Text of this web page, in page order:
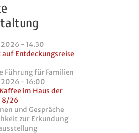
- 14:30
Entdeckungsreise
Führung für Familien
- 16:00
im Haus der
8/26
und Gespräche
zur Erkundung